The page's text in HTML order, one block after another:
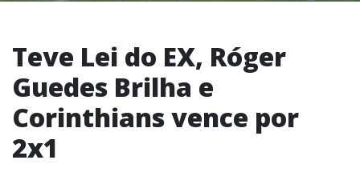
Teve Lei do EX, Róger
Guedes Brilha e
Corinthians vence por
2x1